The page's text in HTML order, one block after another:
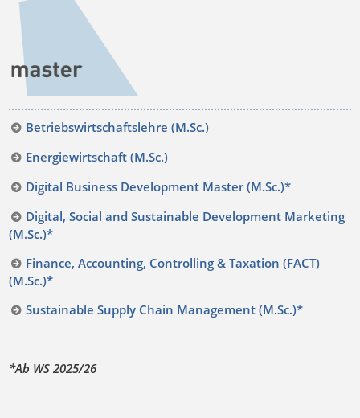
Betriebswirtschaftslehre (M.Sc.)
Energiewirtschaft (M.Sc.)
Digital Business Development Master (M.Sc.)*
Digital, Social and Sustainable Development Marketing
(M.Sc.)*
Finance, Accounting, Controlling & Taxation (FACT)
(M.Sc.)*
Sustainable Supply Chain Management (M.Sc.)*
*Ab WS 2025/26